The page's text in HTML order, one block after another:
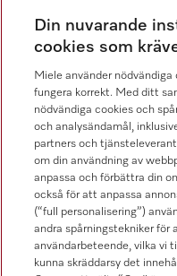
08-562 29 800
Hitta återförsäljare
Följ Miele Professional
Din nuvarande
cookies som
Miele använder
fungera korrekt. Med ditt
nödvändiga cookies och
och analysändamål,
partners och
om din användning av
anpassa och förbättra din
också för att anpassa
(“full personalisering”)
andra spårningstekniker
användarbeteende, vilka vi
kunna skräddarsy det